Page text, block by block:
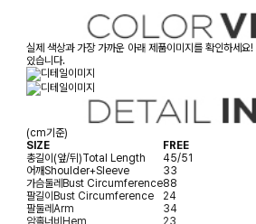
실제 색상과 가장 가까운 아래 제품이미지를 확인하세요
있습니다.
(cm기준)
SIZE
FREE
총길이(앞/뒤)Total Length
45/51
어깨Shoulder+Sleeve
33
가슴둘레Bust Circumference88
팔길이Bust Circumference
24
팔둘레Arm
34
암홀너비Hem
23